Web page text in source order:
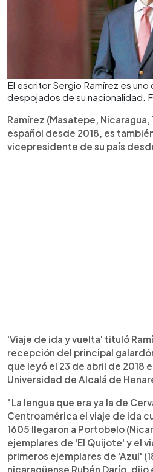
El escritor Sergio Ramírez es
despojados de su nacionalidad.
Ramírez (Masatepe,
español desde 2018, es
vicepresidente de su país
'Viaje de ida y vuelta' tituló
recepción del principal
que leyó el 23 de abril de 2018
Universidad de Alcalá de
"La lengua que era ya la de
Centroamérica el viaje de ida
1605 llegaron a Portobelo
ejemplares de 'El Quijote' y el
primeros ejemplares de 'Azul'
nicaragüense Rubén Darío, dijo